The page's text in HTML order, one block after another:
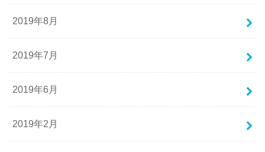
2019年8月
2019年7月
2019年6月
2019年2月